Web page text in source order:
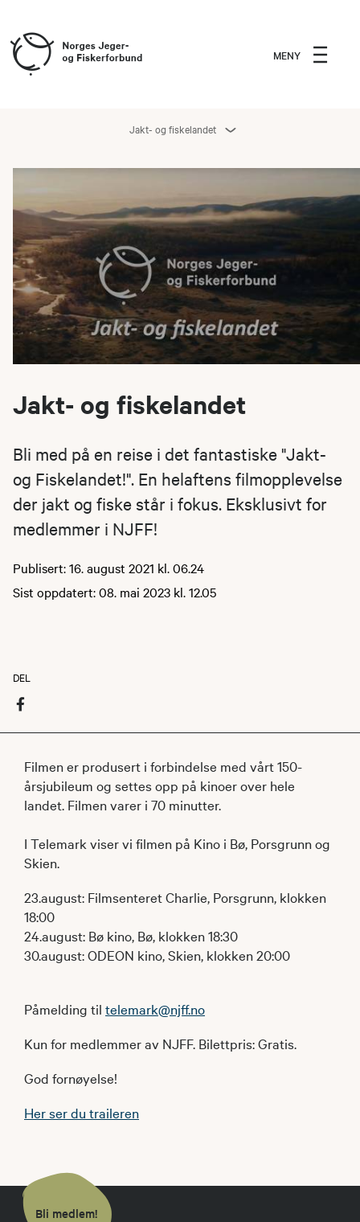
MENY
Jakt- og fiskelandet
Jakt- og fiskelandet
Bli med på en reise i det fantastiske "Jakt-
og Fiskelandet!". En helaftens filmopplevelse
der jakt og fiske står i fokus. Eksklusivt for
medlemmer i NJFF!
Publisert: 16. august 2021 kl. 06.24
Sist oppdatert: 08. mai 2023 kl. 12.05
DEL
Filmen er produsert i forbindelse med vårt 150-
årsjubileum og settes opp på kinoer over hele
landet.​ Filmen varer i 70 minutter.
I Telemark viser vi filmen på Kino i Bø, Porsgrunn og
Skien.
23.august: Filmsenteret Charlie, Porsgrunn, klokken
18:00
24.august: Bø kino, Bø, klokken 18:30
30.august: ODEON kino, Skien, klokken 20:00
Påmelding til telemark@njff.no
Kun for medlemmer av NJFF. Bilettpris: Gratis.
God fornøyelse!
Her ser du traileren
Bli medlem!